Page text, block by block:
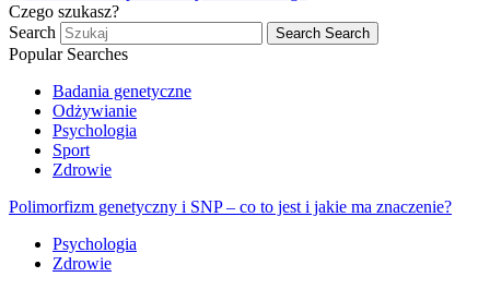
Czego szukasz?
Search
Search Search
Popular Searches
Badania genetyczne
Odżywianie
Psychologia
Sport
Zdrowie
Polimorfizm genetyczny i SNP – co to jest i jakie ma znaczenie?
Psychologia
Zdrowie